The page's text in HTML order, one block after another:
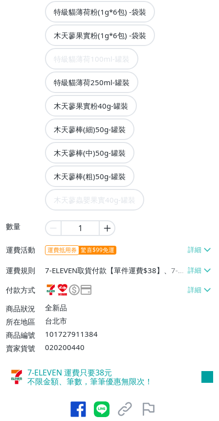
特級貓薄荷粉(1g*6包) -袋裝
木天蓼果實粉(1g*6包) -袋裝
特級貓薄荷100ml-罐裝
特級貓薄荷250ml-罐裝
木天蓼果實粉40g-罐裝
木天蓼棒(細)50g-罐裝
木天蓼棒(中)50g-罐裝
木天蓼棒(粗)50g-罐裝
木天蓼蟲嬰果實40g-罐裝
數量
運費活動 運費抵用券 驚喜$99免運
運費規則
7-ELEVEN取貨付款【單件運費$38】、7-EL
EVEN取貨不付款【單件運費$38】、萊爾富
取貨付款【單件運費$60、消費滿$999免運
費】、宅配/貨運【單件運費$120、消費滿
$1799免運費】、低溫配送【單件運費$20
0】
付款方式
商品狀況
全新品
所在地區
台北市
商品編號
101727911384
賣家貨號
020200440
7-ELEVEN 運費只要38元
不限金額、筆數，筆筆優惠無限次！